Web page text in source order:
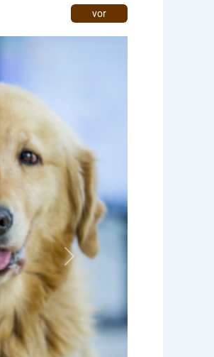
Nächstes